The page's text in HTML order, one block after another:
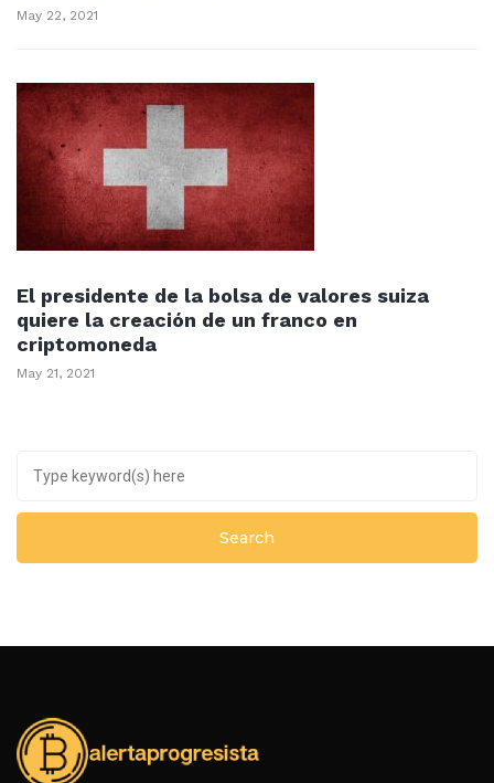
May 22, 2021
El presidente de la bolsa de valores suiza
quiere la creación de un franco en
criptomoneda
May 21, 2021